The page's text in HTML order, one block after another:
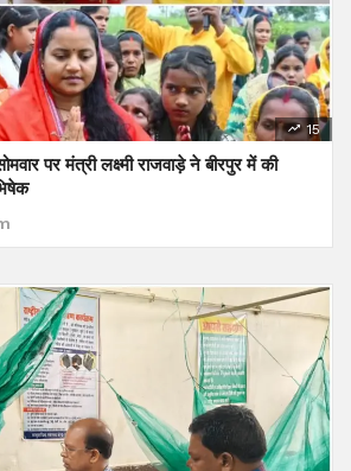
15
पर मंत्री लक्ष्मी राजवाड़े ने बीरपुर में की